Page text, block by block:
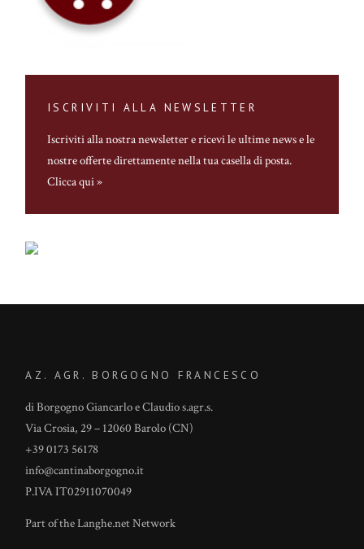
ISCRIVITI ALLA NEWSLETTER
Iscriviti alla nostra newslettere ricevi le ultime news e le
nostre offerte direttamente nella tua casella di posta.
Clicca qui »
AZ. AGR. BORGOGNO FRANCESCO
di Borgogno Giancarlo e Claudio s.agr.s.
Via Crosia, 29 – 12060 Barolo (CN)
+39 0173 56178
info@cantinaborgogno.it
P.IVA IT02911070049
Part of theLanghe.netNetwork